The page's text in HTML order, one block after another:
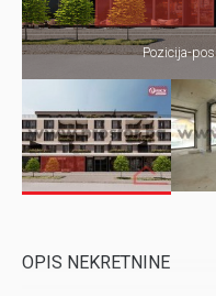
Pozicija-
OPIS NEKRETNINE